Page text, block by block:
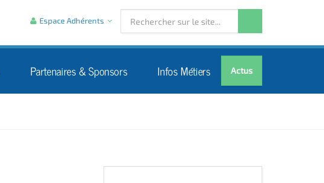
Actus
Partenaires & Sponsors Infos Métiers
Espace Adhérents